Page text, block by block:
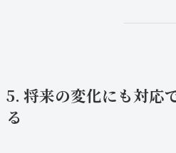
5. 将来の変化にも対応
る